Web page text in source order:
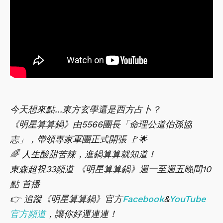
今天想來點...東方玄學還是西方占卜？
《明星算算鍋》由5566團長「命理公道伯孫協
志」，帶領專家軍團正式開張 🚩🌟
🌈 人生酸甜苦辣，進鍋算算就知道！
東森超視33頻道 《明星算算鍋》週一至週五晚間10
點 首播
👉 追蹤《明星算算鍋》官方Facebook&YouTube
官方頻道，讓你好運連連！